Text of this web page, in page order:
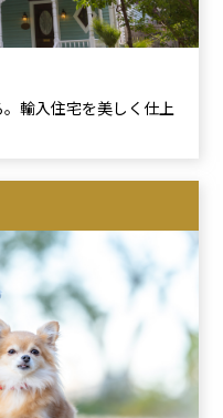
輸入住宅を美しく仕上